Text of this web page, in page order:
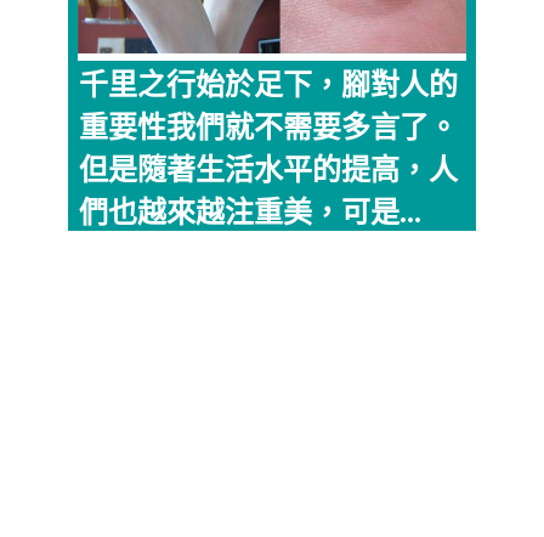
千里之行始於足下，腳對人的
重要性我們就不需要多言了。
但是隨著生活水平的提高，人
們也越來越注重美，可是...